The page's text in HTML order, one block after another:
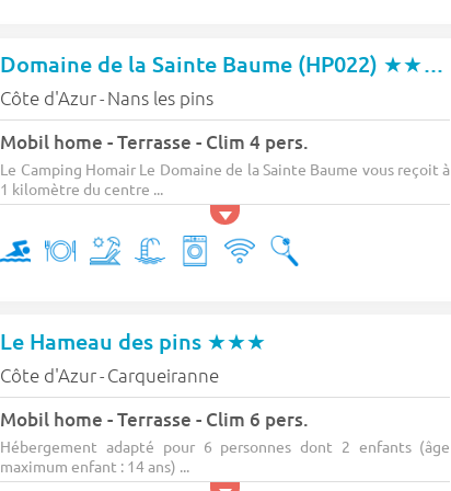
Domaine de la Sainte Baume (HP022) ★★★★
Côte d'Azur- Nans les pins
Mobil home - Terrasse - Clim 4 pers.
Le Camping Homair Le Domaine de la Sainte Baume vous reçoit à
1 kilomètre du centre ...
Le Hameau des pins ★★★
Côte d'Azur- Carqueiranne
Mobil home - Terrasse - Clim 6 pers.
Hébergement adapté pour 6 personnes dont 2 enfants (âge
maximum enfant : 14 ans) ...